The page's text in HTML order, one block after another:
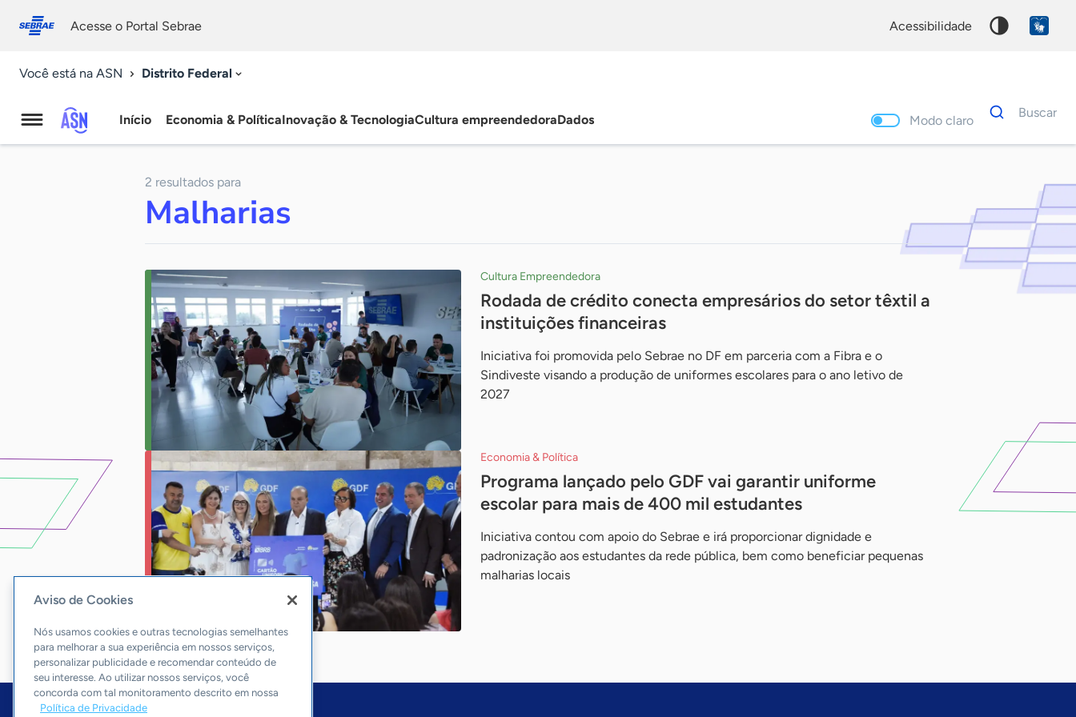
conosco
Acesse o Portal Sebrae acessibilidade
Você está na ASN Distrito Federal
Agência
Notícias
Início Economia & PolíticaInovação & TecnologiaCultura empreendedoraDados Modo claro
Dados
para
Buscar
2 resultados para
Malharias
Cultura Empreendedora
Rodada de crédito conecta empresários do setor têxtil a
instituições financeiras
Iniciativa foi promovida pelo Sebrae no DF em parceria com a Fibra e o
Sindiveste visando a produção de uniformes escolares para o ano letivo de
2027
Economia & Política
Programa lançado pelo GDF vai garantir uniforme
escolar para mais de 400 mil estudantes
Iniciativa contou com apoio do Sebrae e irá proporcionar dignidade e
padronização aos estudantes da rede pública, bem como beneficiar pequenas
malharias locais
Aviso de Cookies
Nós usamos cookies e outras tecnologias semelhantes
para melhorar a sua experiência em nossos serviços,
personalizar publicidade e recomendar conteúdo de
seu interesse. Ao utilizar nossos serviços, você
concorda com tal monitoramento descrito em nossa
Política de Privacidade